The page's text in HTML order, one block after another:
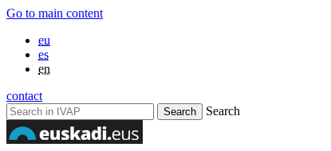
Go to main content
eu
es
en
contact
Search